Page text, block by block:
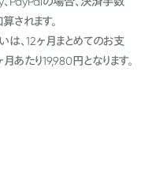
されます。
は、12ヶ月まとめてのお支
あたり19,980円となります。